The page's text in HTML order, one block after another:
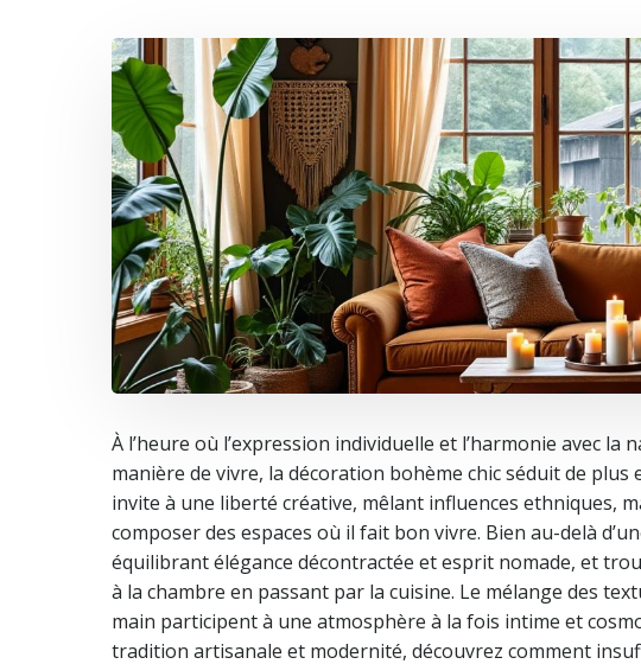
À l’heure où l’expression individuelle et l’harmonie avec
manière de vivre, la décoration bohème chic séduit de plus
invite à une liberté créative, mêlant influences ethniques,
composer des espaces où il fait bon vivre. Bien au-delà
équilibrant élégance décontractée et esprit nomade, et
à la chambre en passant par la cuisine. Le mélange des
main participent à une atmosphère à la fois intime et
tradition artisanale et modernité, découvrez comment